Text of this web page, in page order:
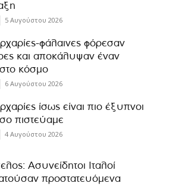
5 Αυγούστου 2026
φάλαινες φόρεσαν
και αποκάλυψαν έναν
κόσμο
6 Αυγούστου 2026
ίσως είναι πιο έξυπνοι
πιστεύαμε
4 Αυγούστου 2026
Ασυνείδητοι Ιταλοί
προστατευόμενα